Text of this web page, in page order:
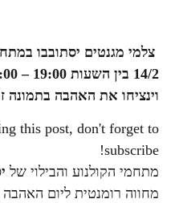
צלמי מגנטים יסתובבו
וינציחו את האהבה בתמונה
this post, don't forget to
subscribe!
מתחמי הקולנוע והבילוי של
מחווה רומנטית ליום האהבה